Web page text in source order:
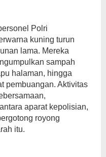
Polri
kuning turun
lama. Mereka
sampah
halaman, hingga
pembuangan. Aktivitas
aparat kepolisian,
royong
itu.